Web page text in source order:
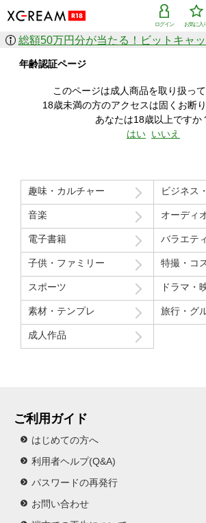
お気に入
ログイン
作品を探す
ジャンル
シリー
人気のセール中商品
新着セ
すべての作品から探す
価格の安い順
価格の
月間ランキング
年間ラ
年齢認証ページ
このページは成人商品を取り扱って
18歳未満の方のアクセスは固くお断り
あなたは18歳以上ですか
はい いいえ
趣味・カルチャー ビジネス
音楽 オーディ
電子書籍 バラエテ
子供・ファミリー 特撮・コ
スポーツ ドラマ・
素材・テンプレ 旅行・グ
成人作品
ご利用ガイド
はじめての方へ
利用者ヘルプ(Q&A)
パスワードの再発行
お問い合わせ